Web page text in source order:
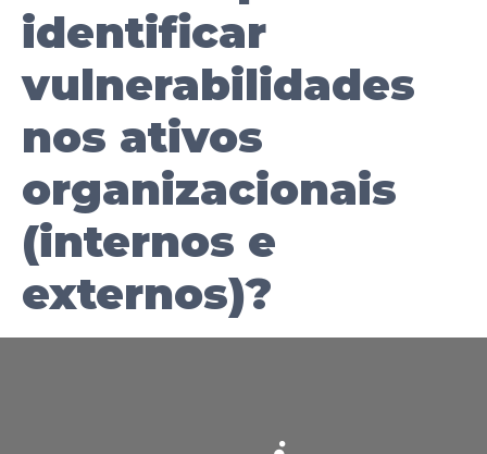
identificar
vulnerabilidades
nos ativos
organizacionais
(internos e
externos)?